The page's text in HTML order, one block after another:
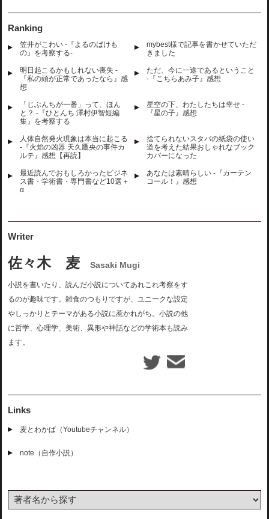
Ranking
笠井がこわい -『よるのばけも
の』を考察する-
mybest様で記事を書かせていただ
きました
明日起こるかもしれない喪失 -
『私の頭が正常であったなら』感
想
ただ、今に一途であるということ
-『こちらあみ子』感想
「じぶんちが一番」って、ほん
と？ -『ひとんち 澤村伊智短編
集』を考察する
星空の下、わたしたちは幸せ -
『星の子』感想
人体自然発火現象は本当に起こる
-『火焰の凶器 天久鷹央の事件カ
ルテ』感想【再読】
捨てられないスタバの紙袋の使い
道を考えた結果おしゃれなブック
カバーになった
最近読んでおもしろかったビジネ
ス書・学術書・専門書など10選＋
α
あなたは素晴らしい -『カーテン
コール！』感想
Writer
佐々木 麦 Sasaki Mugi
小説を書いたり、読んだ小説についてあれこれ考察をす
るのが趣味です。雑食のつもりですが、ユニークな設定
やしっかりとテーマがある小説に惹かれがち。小説の他
に哲学、心理学、美術、異形や神話などの学術本も読み
ます。
Links
麦とわかば（Youtubeチャンネル）
note（自作小説）